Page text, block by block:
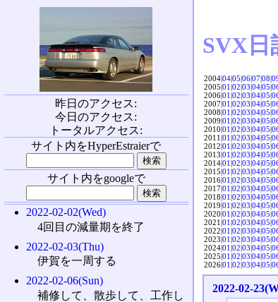
SVX日
2004|04|05|06|07|08|
2005|01|02|03|04|05|
2006|01|02|03|04|05|
2007|01|02|03|04|05|
2008|01|02|03|04|05|
2009|01|02|03|04|05|
2010|01|02|03|04|05|
2011|01|02|03|04|05|
2012|01|02|03|04|05|
2013|01|02|03|04|05|
2014|01|02|03|04|05|
2015|01|02|03|04|05|
2016|01|02|03|04|05|
2017|01|02|03|04|05|
2018|01|02|03|04|05|
2019|01|02|03|04|05|
2020|01|02|03|04|05|
2021|01|02|03|04|05|
2022|01|02|03|04|05|
2023|01|02|03|04|05|
2024|01|02|03|04|05|
2025|01|02|03|04|05|
2026|01|02|03|04|05|
2022-02-
昨日のアクセス:
今日のアクセス:
トータルアクセス:
サイト内をHyperEstraierで
サイト内をgoogleで
2022-02-02(Wed)
4回目の減量期を終了
2022-02-03(Thu)
伊賀を一周する
2022-02-06(Sun)
補修して、散歩して、工作し